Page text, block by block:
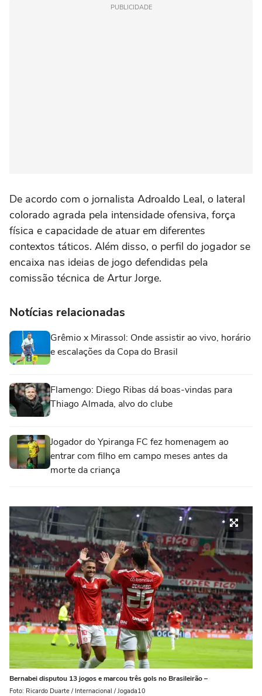
PUBLICIDADE
De acordo com o jornalista Adroaldo Leal, o lateral
colorado agrada pela intensidade ofensiva, força
física e capacidade de atuar em diferentes
contextos táticos. Além disso, o perfil do jogador se
encaixa nas ideias de jogo defendidas pela
comissão técnica de Artur Jorge.
Notícias relacionadas
Grêmio x Mirassol: Onde assistir ao vivo, horário
e escalações da Copa do Brasil
Flamengo: Diego Ribas dá boas-vindas para
Thiago Almada, alvo do clube
Jogador do Ypiranga FC fez homenagem ao
entrar com filho em campo meses antes da
morte da criança
Bernabei disputou 13 jogos e marcou três gols no Brasileirão –
Foto: Ricardo Duarte / Internacional / Jogada10